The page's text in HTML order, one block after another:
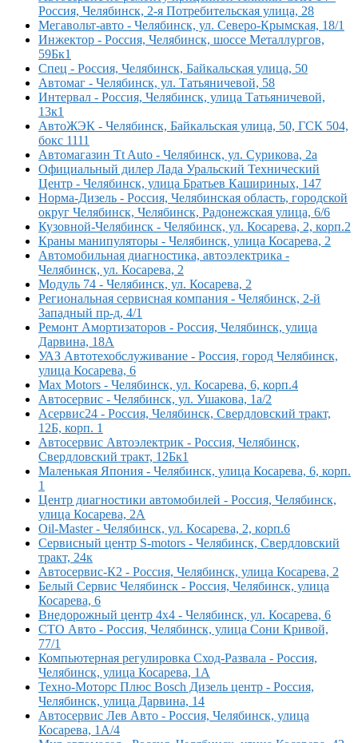
Россия, Челябинск, 2-я Потребительская улица, 28
Мегавольт-авто - Челябинск, ул. Северо-Крымская, 18/1
Инжектор - Россия, Челябинск, шоссе Металлургов,
59Бк1
Спец - Россия, Челябинск, Байкальская улица, 50
Автомаг - Челябинск, ул. Татьяничевой, 58
Интервал - Россия, Челябинск, улица Татьяничевой,
13к1
АвтоЖЭК - Челябинск, Байкальская улица, 50, ГСК 504,
бокс 1111
Автомагазин Tt Auto - Челябинск, ул. Сурикова, 2а
Официальный дилер Лада Уральский Технический
Центр - Челябинск, улица Братьев Кашириных, 147
Норма-Дизель - Россия, Челябинская область, городской
округ Челябинск, Челябинск, Радонежская улица, 6/6
Кузовной-Челябинск - Челябинск, ул. Косарева, 2, корп.2
Краны манипуляторы - Челябинск, улица Косарева, 2
Автомобильная диагностика, автоэлектрика -
Челябинск, ул. Косарева, 2
Модуль 74 - Челябинск, ул. Косарева, 2
Региональная сервисная компания - Челябинск, 2-й
Западный пр-д, 4/1
Ремонт Амортизаторов - Россия, Челябинск, улица
Дарвина, 18А
УАЗ Автотехобслуживание - Россия, город Челябинск,
улица Косарева, 6
Max Motors - Челябинск, ул. Косарева, 6, корп.4
Автосервис - Челябинск, ул. Ушакова, 1а/2
Асервис24 - Россия, Челябинск, Свердловский тракт,
12Б, корп. 1
Автосервис Автоэлектрик - Россия, Челябинск,
Свердловский тракт, 12Бк1
Маленькая Япония - Челябинск, улица Косарева, 6, корп.
1
Центр диагностики автомобилей - Россия, Челябинск,
улица Косарева, 2А
Oil-Master - Челябинск, ул. Косарева, 2, корп.6
Сервисный центр S-motors - Челябинск, Свердловский
тракт, 24к
Автосервис-К2 - Россия, Челябинск, улица Косарева, 2
Белый Сервис Челябинск - Россия, Челябинск, улица
Косарева, 6
Внедорожный центр 4х4 - Челябинск, ул. Косарева, 6
СТО Авто - Россия, Челябинск, улица Сони Кривой,
77/1
Компьютерная регулировка Сход-Развала - Россия,
Челябинск, улица Косарева, 1А
Техно-Моторс Плюс Bosch Дизель центр - Россия,
Челябинск, улица Дарвина, 14
Автосервис Лев Авто - Россия, Челябинск, улица
Косарева, 1А/4